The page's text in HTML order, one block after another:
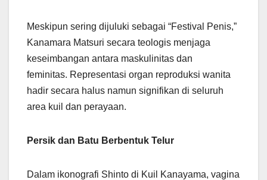
Meskipun sering dijuluki sebagai “Festival Penis,”
Kanamara Matsuri secara teologis menjaga
keseimbangan antara maskulinitas dan
feminitas. Representasi organ reproduksi wanita
hadir secara halus namun signifikan di seluruh
area kuil dan perayaan.
Persik dan Batu Berbentuk Telur
Dalam ikonografi Shinto di Kuil Kanayama, vagina